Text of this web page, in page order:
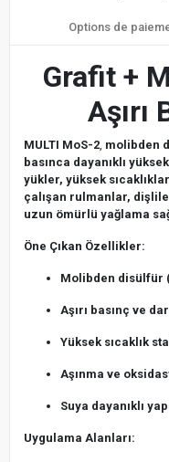
Options de
Grafit +
Aşırı
MULTI MoS-2, molibden
basınca dayanıklı
yükler, yüksek
çalışan rulmanlar,
uzun ömürlü yağlama
Öne Çıkan Özellikler:
Molibden disülfür
Aşırı basınç ve
Yüksek sıcaklık
Aşınma ve
Suya dayanıklı
Uygulama Alanları: